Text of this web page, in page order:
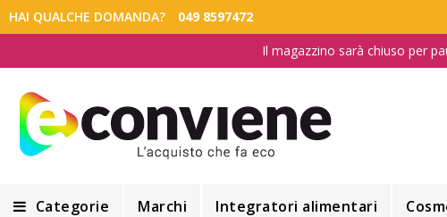
HAI QUALCHE DOMANDA? 049 8597472
Il magazzino sarà chiuso per
Categorie Marchi Integratori alimentari